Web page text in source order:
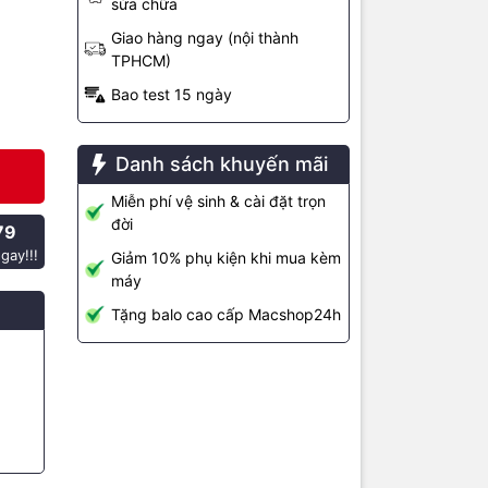
sửa chữa
Giao hàng ngay (nội thành
TPHCM)
Bao test 15 ngày
Danh sách khuyến mãi
Miễn phí vệ sinh & cài đặt trọn
đời
Giảm 10% phụ kiện khi mua kèm
máy
Tặng balo cao cấp Macshop24h
Air 2018
tỉ mỉ, phù
khả năng
động
C khác.